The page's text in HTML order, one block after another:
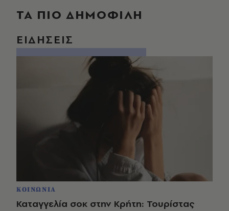
ΤΑ ΠΙΟ ΔΗΜΟΦΙΛΗ
ΕΙΔΗΣΕΙΣ
ΚΟΙΝΩΝΙΑ
Καταγγελία σοκ στην Κρήτη: Τουρίστας